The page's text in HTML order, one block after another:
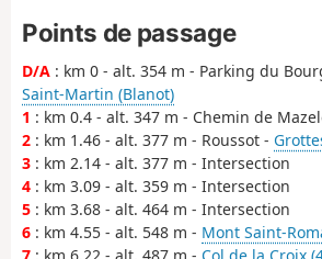
Points de passage
D/A : km 0 - alt. 354 m - Parking du
Saint-Martin (Blanot)
1 : km 0.4 - alt. 347 m - Chemin de
2 : km 1.46 - alt. 377 m - Roussot -
3 : km 2.14 - alt. 377 m - Intersection
4 : km 3.09 - alt. 359 m - Intersection
5 : km 3.68 - alt. 464 m - Intersection
6 : km 4.55 - alt. 548 m - Mont Saint-